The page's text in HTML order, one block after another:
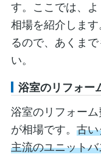
す。ここでは、
相場を紹介しま
るので、あくま
い。
浴室のリフォー
浴室のリフォー
が相場です。 古
主流のユニット